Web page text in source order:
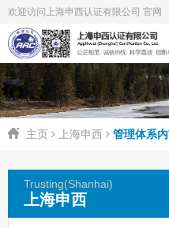
欢迎访问上海申西认证有限公司 官网
主页 上海申西 管理体系
Trusting(Shanhai)
上海申西